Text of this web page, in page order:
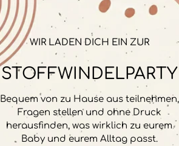
WIR LADEN DICH EIN ZUR
STOFFWINDELPARTY
Bequem von zu Hause aus teilnehmen,
Fragen stellen und ohne Druck
herausfinden, was wirklich zu eurem
Baby und eurem Alltag passt.